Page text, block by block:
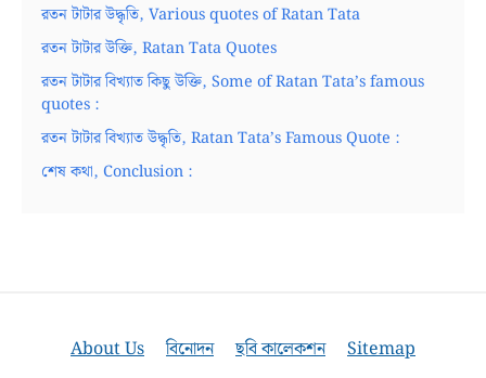
রতন টাটার উদ্ধৃতি, Various quotes of Ratan Tata
রতন টাটার উক্তি, Ratan Tata Quotes
রতন টাটার বিখ্যাত কিছু উক্তি, Some of Ratan Tata’s famous
quotes :
রতন টাটার বিখ্যাত উদ্ধৃতি, Ratan Tata’s Famous Quote :
শেষ কথা, Conclusion :
About Us বিনোদন ছবি কালেকশন
Sitemap